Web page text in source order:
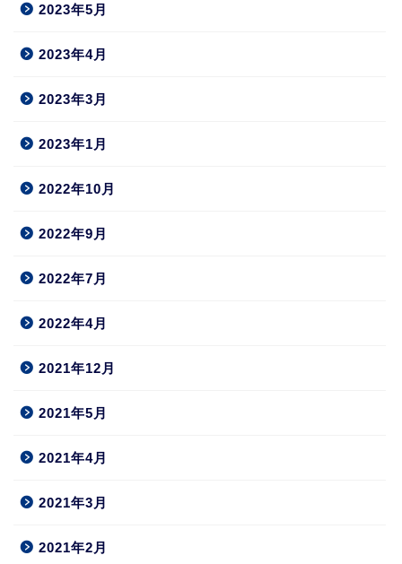
2023年5月
2023年4月
2023年3月
2023年1月
2022年10月
2022年9月
2022年7月
2022年4月
2021年12月
2021年5月
2021年4月
2021年3月
2021年2月